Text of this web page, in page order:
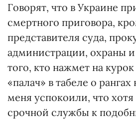
Говорят, что в Украине
смертного приговора,
представителя суда,
администрации, охраны и
того, кто нажмет на
«палач» в табеле о рангах
меня успокоили, что
срочной службы к